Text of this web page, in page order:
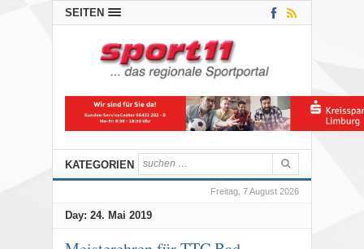
SEITEN
KATEGORIEN
Freitag, 7 August 2026
Day: 24. Mai 2019